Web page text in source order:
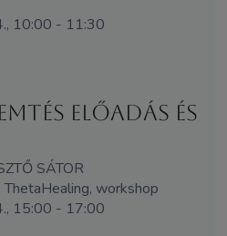
10:00 - 11:30
előadás és
SÁTOR
workshop
15:00 - 17:00